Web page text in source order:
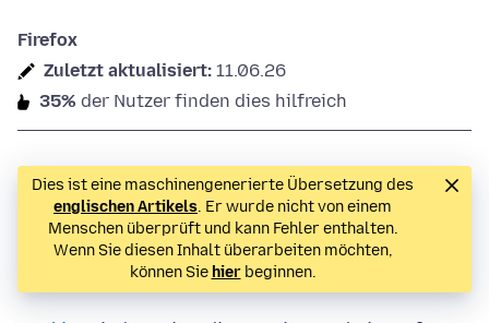
Firefox
Zuletzt aktualisiert: 11.06.26
35% der Nutzer finden dies hilfreich
Dies ist eine maschinengenerierte Übersetzung des
englischen Artikels. Er wurde nicht von einem
Menschen überprüft und kann Fehler enthalten.
Wenn Sie diesen Inhalt überarbeiten möchten,
können Sie hierbeginnen.